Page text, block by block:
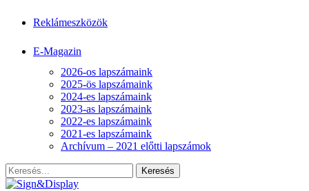
Reklámeszközök
E-Magazin
2026-os lapszámaink
2025-ös lapszámaink
2024-es lapszámaink
2023-as lapszámaink
2022-es lapszámaink
2021-es lapszámaink
Archívum – 2021 előtti lapszámok